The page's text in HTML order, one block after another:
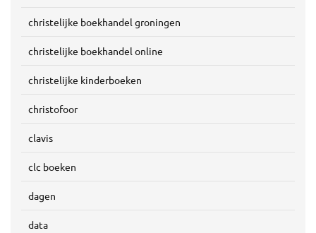
christelijke boekhandel groningen
christelijke boekhandel online
christelijke kinderboeken
christofoor
clavis
clc boeken
dagen
data